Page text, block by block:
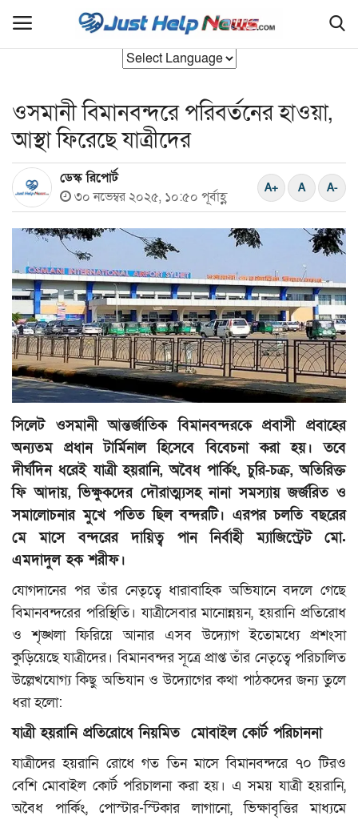
হোম
বাংলাদেশ
যুক্তরাজ‍্য
আন্তর্জাতিক
রাজনীতি
সিলেট বিভাগ
এক্সক্লুসিভ
মুক্তমত
প্রবাস
সংবাদ বিজ্ঞপ্তি
সাহিত্য
প্রযুক্তি
জাষ্ট হেল্প চ্যারিটি
স্বাস্থ্য
খেলাধুলা
বিনোদন
ক্যাম্পাস
লাইফস্টাইল
ওসমানী বিমানবন্দরে পরিবর্তনের হাওয়া,
আস্থা ফিরেছে যাত্রীদের
ডেস্ক রিপোর্ট
৩০ নভেম্বর ২০২৫, ১০:৫০ পূর্বাহ্ণ
সিলেট ওসমানী আন্তর্জাতিক বিমানবন্দরকে প্রবাসী প্রবাহের
অন্যতম প্রধান টার্মিনাল হিসেবে বিবেচনা করা হয়। তবে
দীর্ঘদিন ধরেই যাত্রী হয়রানি, অবৈধ পার্কিং, চুরি-চক্র, অতিরিক্ত
ফি আদায়, ভিক্ষুকদের দৌরাত্ম্যসহ নানা সমস্যায় জর্জরিত ও
সমালোচনার মুখে পতিত ছিল বন্দরটি। এরপর চলতি বছরের
মে মাসে বন্দরের দায়িত্ব পান নির্বাহী ম্যাজিস্ট্রেট মো.
এমদাদুল হক শরীফ।
যোগদানের পর তাঁর নেতৃত্বে ধারাবাহিক অভিযানে বদলে গেছে
বিমানবন্দরের পরিস্থিতি। যাত্রীসেবার মানোন্নয়ন, হয়রানি প্রতিরোধ
ও শৃঙ্খলা ফিরিয়ে আনার এসব উদ্যোগ ইতোমধ্যে প্রশংসা
কুড়িয়েছে যাত্রীদের। বিমানবন্দর সূত্রে প্রাপ্ত তাঁর নেতৃত্বে পরিচালিত
উল্লেখযোগ্য কিছু অভিযান ও উদ্যোগের কথা পাঠকদের জন্য তুলে
ধরা হলো:
যাত্রী হয়রানি প্রতিরোধে নিয়মিত মোবাইল কোর্ট পরিচাননা
যাত্রীদের হয়রানি রোধে গত তিন মাসে বিমানবন্দরে ৭০ টিরও
বেশি মোবাইল কোর্ট পরিচালনা করা হয়। এ সময় যাত্রী হয়রানি,
অবৈধ পার্কিং, পোস্টার-স্টিকার লাগানো, ভিক্ষাবৃত্তির মাধ্যমে